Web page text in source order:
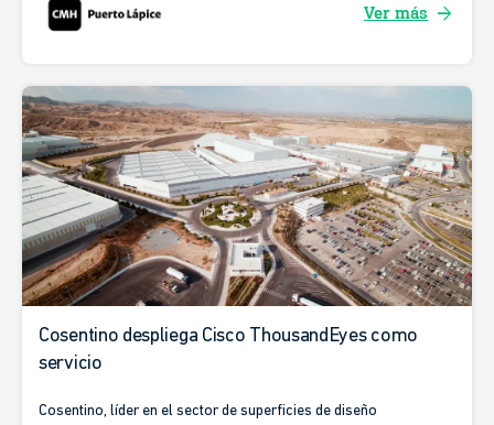
Ver más arrow_forward
Cosentino despliega Cisco ThousandEyes como
servicio
Cosentino, líder en el sector de superficies de diseño